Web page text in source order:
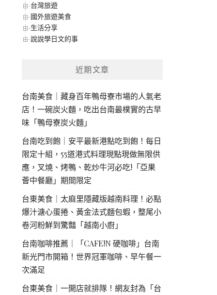
台灣旅遊
國外旅遊美食
生活分享
說說學日文的事
近期文章
台南美食｜藏身百年鴨母寮市場的人氣老
店！一碗炭火麵，吃出台南最樸實的古早
味「鴨母寮炭火麵」
台南吃到飽｜安平最新港點吃到飽！每日
限定十組，55道港式料理現點現做無限供
應，叉燒、烤鴨、乾炒牛河必吃!「亞果
薈中餐廳」期間限定
台東美食｜太麻里隱藏版越南料理！必點
爆汁溏心蛋捲、黃金法式麵包蝦，整尾小
卷河粉鮮到驚豔「越南小廚」
台南咖啡推薦｜「CAFE!N 硬咖啡」台南
新光門市開箱！世界冠軍咖啡、早午餐一
次滿足
台東美食｜一開店就排隊！網友封為「台